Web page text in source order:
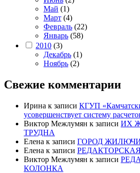
Май (1)
Март (4)
Февраль (22)
Январь (58)
2010 (3)
Декабрь (1)
Ноябрь (2)
Свежие комментарии
Ирина к записи КГУП
усовершенствует систему
Виктор Межлумян к записи ИХ
ТРУДНА
Елена к записи ГОРОД
Елена к записи
Виктор Межлумян к записи
КОЛОНКА